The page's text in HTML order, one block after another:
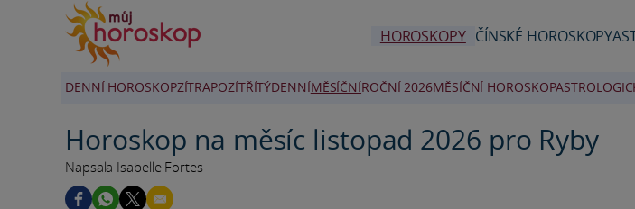
HOROSKOPY ČÍNSKÉ HOROSKOPY
DENNÍ HOROSKOPZÍTRAPOZÍTŘÍTÝDENNÍMĚSÍČNÍROČNÍ 2026MĚSÍČNÍ HOROSKOP
Horoskop na měsíc listopad 2026 pro Ryby
Napsala Isabelle Fortes